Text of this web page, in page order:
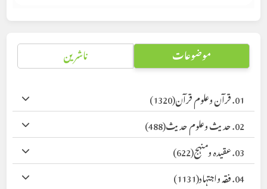
موضوعات ناشرین
01. قرآن وعلوم قرآن
(1320)
02. حدیث وعلوم حدیث
(488)
03. عقیدہ ومنہج
(622)
04. فقہ واجتہاد
(1131)